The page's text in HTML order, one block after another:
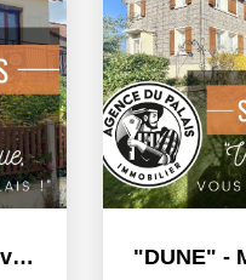
"ROSE-MARIE" Maison vendue à Le Havre, quartier du Grand...